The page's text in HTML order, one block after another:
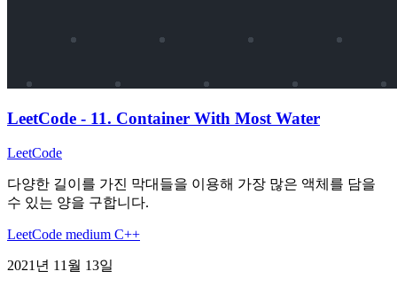
LeetCode - 11. Container With Most Water
LeetCode
다양한 길이를 가진 막대들을 이용해 가장 많은 액체를 담을
수 있는 양을 구합니다.
LeetCode medium C++
2021년 11월 13일